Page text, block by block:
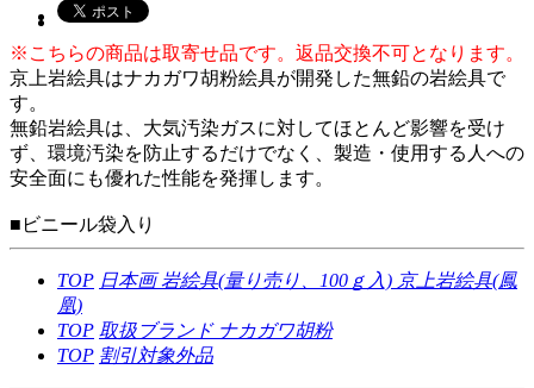
※こちらの商品は取寄せ品です。返品交換不可となります。
京上岩絵具はナカガワ胡粉絵具が開発した無鉛の岩絵具で
す。
無鉛岩絵具は、大気汚染ガスに対してほとんど影響を受け
ず、環境汚染を防止するだけでなく、製造・使用する人への
安全面にも優れた性能を発揮します。
■ビニール袋入り
TOP 日本画岩絵具(量り売り、100ｇ入) 京上岩絵具(鳳
凰)
TOP 取扱ブランド ナカガワ胡粉
TOP 割引対象外品